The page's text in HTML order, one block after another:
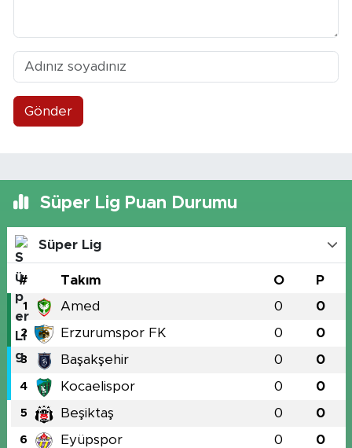
Gönder
Süper Lig Puan Durumu
Süper Lig
# Takım O P
1 Amed 0 0
2 Erzurumspor FK 0 0
3 Başakşehir 0 0
4 Kocaelispor 0 0
5 Beşiktaş 0 0
6 Eyüpspor 0 0